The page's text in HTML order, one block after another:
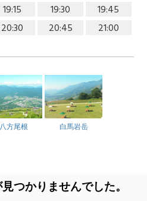
19:15 19:30
19:45
20:30 20:45 21:00
八方尾根 白馬岩岳